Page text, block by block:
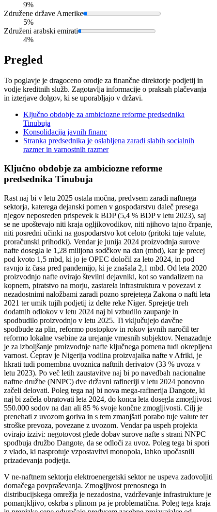
9%
Združene države Amerike
5%
Združeni arabski emirati
4%
Pregled
To poglavje je dragoceno orodje za finančne direktorje podjetij in
vodje kreditnih služb. Zagotavlja informacije o praksah plačevanja
in izterjave dolgov, ki se uporabljajo v državi.
Ključno obdobje za ambiciozne reforme predsednika
Tinubuja
Konsolidacija javnih financ
Stranka predsednika je oslabljena zaradi slabih socialnih
razmer in varnostnih razmer
Ključno obdobje za ambiciozne reforme
predsednika Tinubuja
Rast naj bi v letu 2025 ostala močna, predvsem zaradi naftnega
sektorja, katerega dejanski pomen v gospodarstvu daleč presega
njegov neposreden prispevek k BDP (5,4 % BDP v letu 2023), saj
se ne upoštevajo niti kraja ogljikovodikov, niti njihovo tajno črpanje,
niti posredni učinki na gospodarstvo kot celoto (pritoki tuje valute,
proračunski prihodki). Vendar je junija 2024 proizvodnja surove
nafte dosegla le 1,28 milijona sodčkov na dan (mbd), kar je precej
pod kvoto 1,5 mbd, ki jo je OPEC določil za leto 2024, in pod
ravnjo iz časa pred pandemijo, ki je znašala 2,1 mbd. Od leta 2020
proizvodnjo nafte ovirajo številni dejavniki, kot so vandalizem na
kopnem, piratstvo na morju, zastarela infrastruktura v povezavi z
nezadostnimi naložbami zaradi pozno sprejetega Zakona o nafti leta
2021 ter umik tujih podjetij iz delte reke Niger. Sprejetje treh
dodatnih odlokov v letu 2024 naj bi vzbudilo zaupanje in
spodbudilo proizvodnjo v letu 2025. Ti vključujejo davčne
spodbude za plin, reformo postopkov in rokov javnih naročil ter
reformo lokalne vsebine za urejanje vmesnih subjektov. Nenazadnje
je za izboljšanje proizvodnje nafte ključnega pomena tudi okrepljena
varnost. Čeprav je Nigerija vodilna proizvajalka nafte v Afriki, je
hkrati tudi pomembna uvoznica naftnih derivatov (33 % uvoza v
letu 2023). Po več letih zaustavitve naj bi po navedbah nacionalne
naftne družbe (NNPC) dve državni rafineriji v letu 2024 ponovno
začeli delovati. Poleg tega naj bi nova mega-rafinerija Dangote, ki
naj bi začela obratovati leta 2024, do konca leta dosegla zmogljivost
550.000 sodov na dan ali 85 % svoje končne zmogljivosti. Cilj je
prenehati z uvozom goriva in s tem zmanjšati porabo tuje valute ter
stroške prevoza, povezane z uvozom. Vendar pa uspeh projekta
ovirajo izzivi: negotovost glede dobav surove nafte s strani NNPC
spodbuja družbo Dangote, da se odloči za uvoz. Poleg tega bi spori
z vlado, ki nasprotuje vzpostavitvi monopola, lahko upočasnili
prizadevanja podjetja.
V ne-naftnem sektorju elektroenergetski sektor ne uspeva zadovoljiti
domačega povpraševanja. Zmogljivost prenosnega in
distribucijskega omrežja je nezadostna, vzdrževanje infrastrukture je
pomanjkljivo, oskrba s plinom pa je problematična. Poleg tega kraja